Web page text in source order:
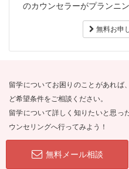
のカウンセラーがプランニン
無料お申
留学についてお困りのことがあれば
ど希望条件をご相談ください。
留学について詳しく知りたいと思っ
ウンセリングへ行ってみよう！
無料メール相談